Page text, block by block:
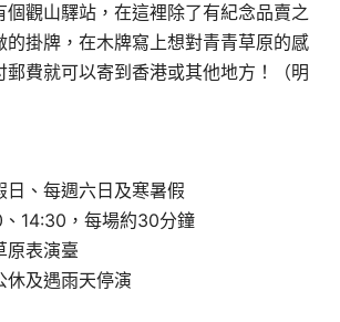
個觀山驛站，在這裡除了有紀念品賣之
的掛牌，在木牌寫上想對青青草原的感
郵費就可以寄到香港或其他地方！（明
日、每週六日及寒暑假
14:30，每場約30分鐘
原表演臺
休及遇雨天停演